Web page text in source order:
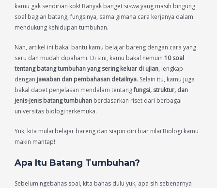
kamu gak sendirian kok! Banyak banget siswa yang masih bingung
soal bagian batang, fungsinya, sama gimana cara kerjanya dalam
mendukung kehidupan tumbuhan.
Nah, artikel ini bakal bantu kamu belajar bareng dengan cara yang
seru dan mudah dipahami. Di sini, kamu bakal nemuin 10 soal
tentang batang tumbuhan yang sering keluar di ujian, lengkap
dengan jawaban dan pembahasan detailnya. Selain itu, kamu juga
bakal dapet penjelasan mendalam tentangfungsi, struktur, dan
jenis-jenis batang tumbuhan berdasarkan riset dari berbagai
universitas biologi terkemuka.
Yuk, kita mulai belajar bareng dan siapin diri biar nilai Biologi kamu
makin mantap!
Apa Itu Batang Tumbuhan?
Sebelum ngebahas soal, kita bahas dulu yuk, apa sih sebenarnya